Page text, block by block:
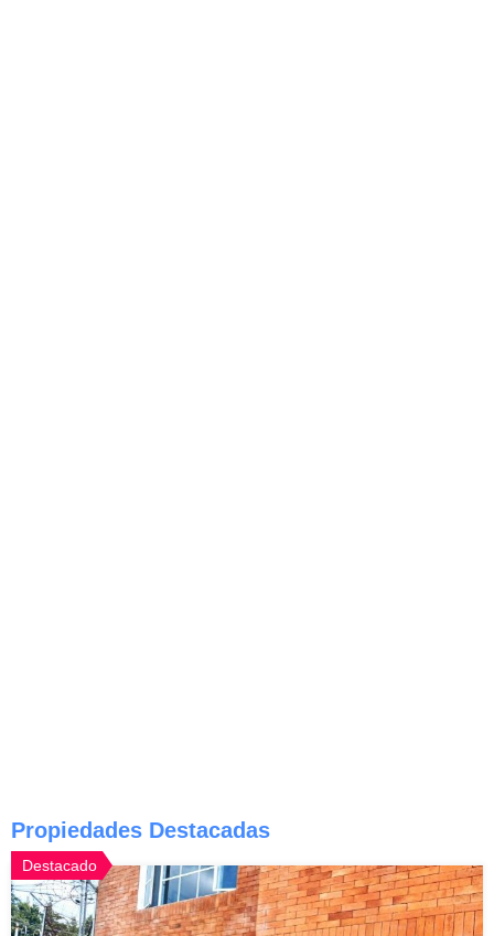
Propiedades Destacadas
Destacado